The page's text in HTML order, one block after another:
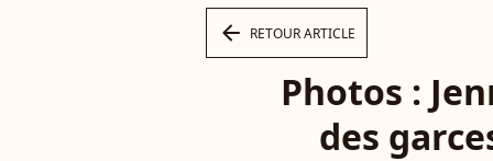
arrow_left RETOUR ARTICLE
Photos :
des